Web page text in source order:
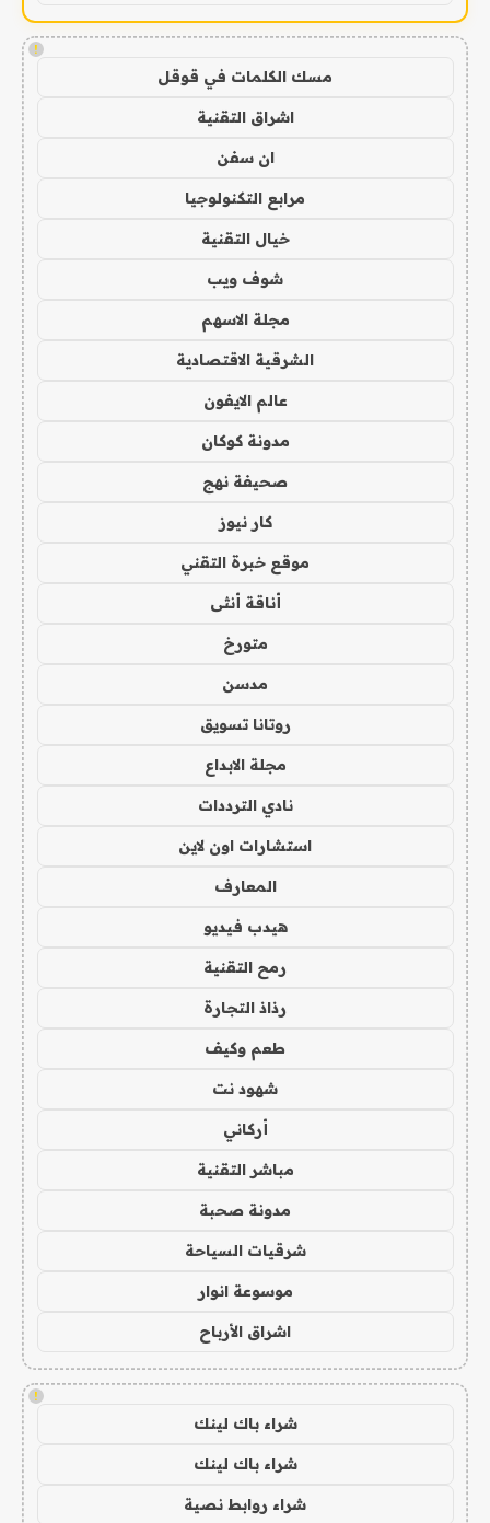
!
مسك الكلمات في قوقل
اشراق التقنية
ان سفن
مرابع التكنولوجيا
خيال التقنية
شوف ويب
مجلة الاسهم
الشرقية الاقتصادية
عالم الايفون
مدونة كوكان
صحيفة نهج
كار نيوز
موقع خبرة التقني
أناقة أنثى
متورخ
مدسن
روتانا تسويق
مجلة الابداع
نادي الترددات
استشارات اون لاين
المعارف
هيدب فيديو
رمح التقنية
رذاذ التجارة
طعم وكيف
شهود نت
أركاني
مباشر التقنية
مدونة صحبة
شرقيات السياحة
موسوعة انوار
اشراق الأرباح
!
شراء باك لينك
شراء باك لينك
شراء روابط نصية